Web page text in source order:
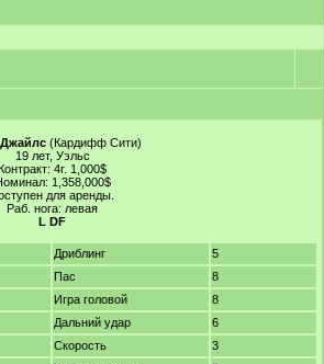
(Кардифф Сити)
19 лет, Уэльс
4г. 1,000$
1,358,000$
для аренды.
Раб. нога: левая
L DF
Дриблинг
5
Пас
8
Игра головой
8
Дальний удар
6
Скорость
3